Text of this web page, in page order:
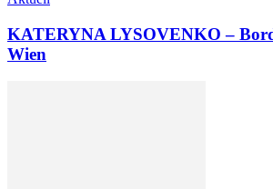
KATERYNA LYSOVENKO –
Wien